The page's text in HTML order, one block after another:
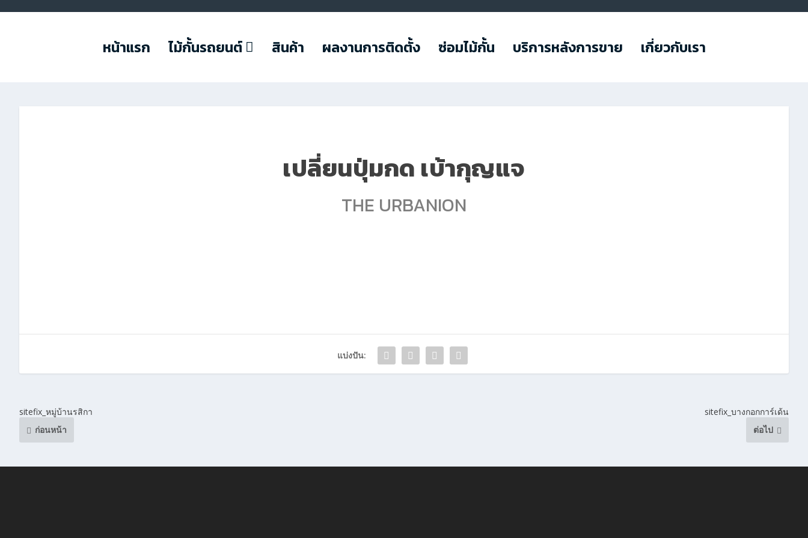
หน้าแรก ไม้กั้นรถยนต์ สินค้า ผลงานการติดตั้ง ซ่อมไม้กั้น บริการหลังการขาย เกี่ยวกับเรา
เปลี่ยนปุ่มกด เบ้ากุญแจ
THE URBANION
แบ่งปัน:
sitefix_หมู่บ้านรสิกา
ก่อนหน้า
sitefix_บางกอกการ์เด้น
ต่อไป